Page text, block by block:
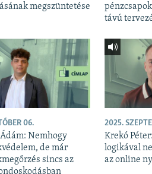
megszüntetése
távú
06.
Nemhogy
de már
sincs az
2025.
Krekó
logikával
az online